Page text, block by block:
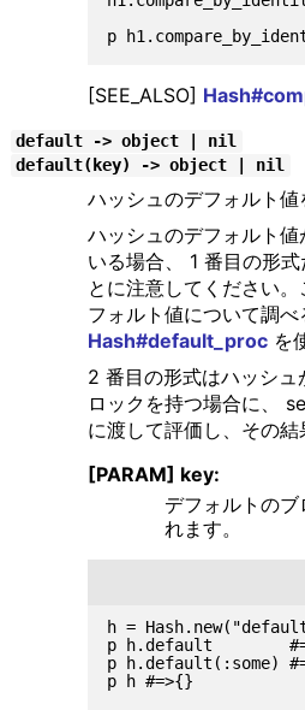
[SEE_ALSO]
default -> object | nil
default(key) -> object | nil
ハッシュのデフォルト値
ハッシュのデフォルト
いる場合、 1 番目の形
とに注意してください
フォルト値について調
Hash#default_procを
2 番目の形式はハッシ
ロックを持つ場合に、
に渡して評価し、その結
[PARAM] key:
デフォルトの
れます。
h =
p h.default
p h.default(:some)
p h #=>{}